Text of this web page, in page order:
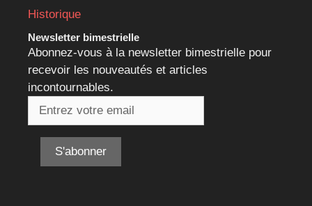
Historique
Newsletter bimestrielle
Abonnez-vous à la newsletter bimestrielle pour
recevoir les nouveautés et articles
incontournables.